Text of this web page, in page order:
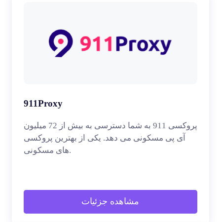
911Proxy
پروکسی 911 به شما دسترسی به بیش از 72 میلیون
آی پی مسکونی می دهد. یکی از بهترین پروکسی
های مسکونی.
مشاهده جزئیات